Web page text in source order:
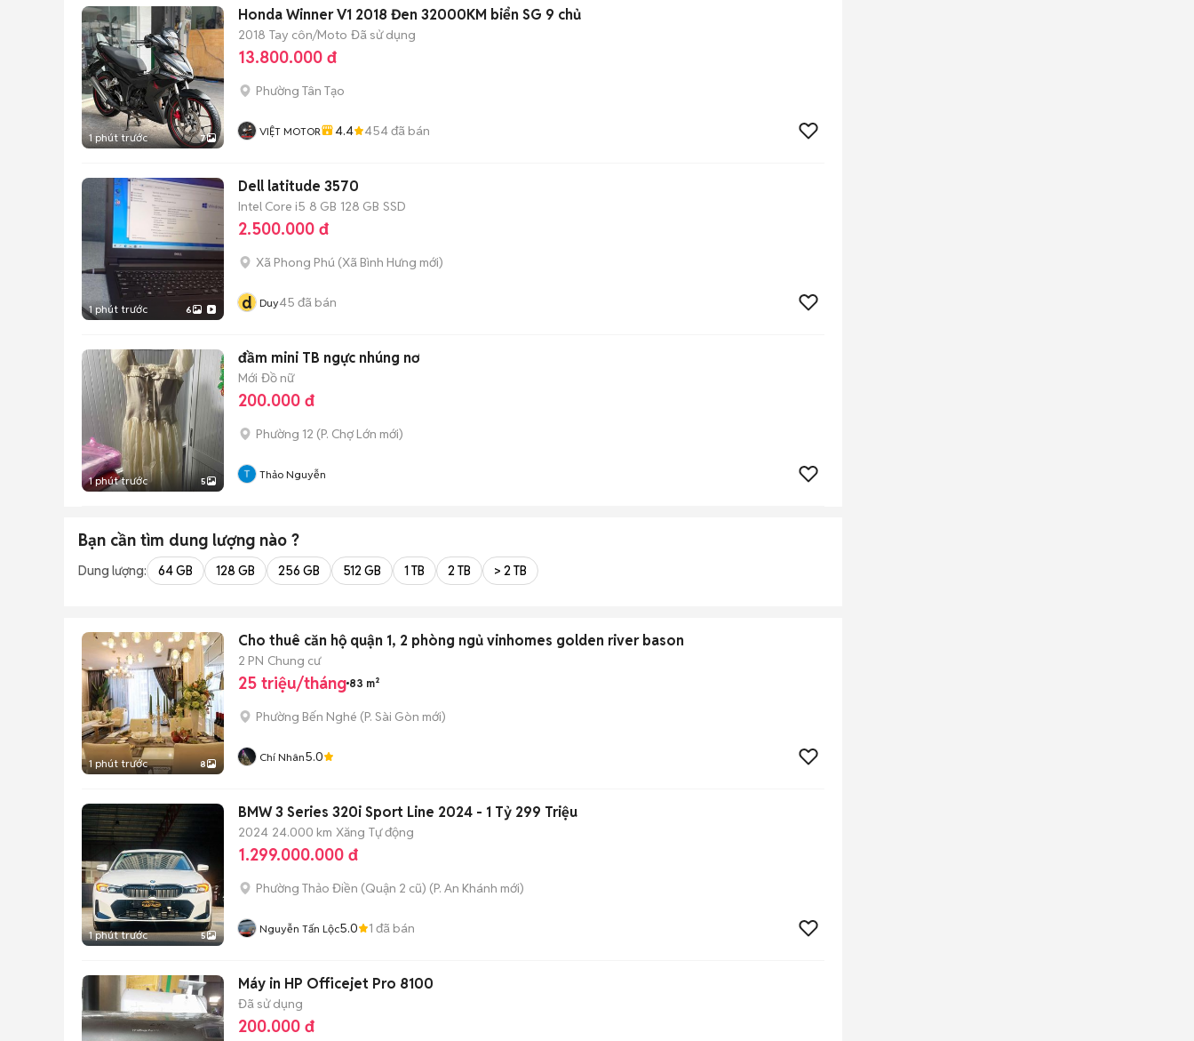
1 phút trước 7
Honda Winner V1 2018 Đen 32000KM biển SG 9 chủ
2018 Tay côn/Moto Đã sử dụng
13.800.000 đ
Phường Tân Tạo
VIỆT MOTOR 4.4 454đã bán
1 phút trước 6
Dell latitude 3570
Intel Core i5 8 GB 128 GB SSD
2.500.000 đ
Xã Phong Phú (Xã Bình Hưng mới)
d Duy45 đã bán
1 phút trước 5
đầm mini TB ngực nhúng nơ
Mới Đồ nữ
200.000 đ
Phường 12 (P. Chợ Lớn mới)
Thảo Nguyễn
Bạn cần tìm dung lượng nào ?
Dung lượng: 64 GB 128 GB 256 GB 512 GB 1 TB 2 TB > 2 TB
1 phút trước 8
Cho thuê căn hộ quận 1, 2 phòng ngủ vinhomes golden river bason
2 PN Chung cư
25 triệu/tháng 83 m²
Phường Bến Nghé (P. Sài Gòn mới)
Chí Nhân5.0
1 phút trước 5
BMW 3 Series 320i Sport Line 2024 - 1 Tỷ 299 Triệu
2024 24.000 km Xăng Tự động
1.299.000.000 đ
Phường Thảo Điền (Quận 2 cũ) (P. An Khánh mới)
Nguyễn Tấn Lộc5.0 1 đã bán
Máy in HP Officejet Pro 8100
Đã sử dụng
200.000 đ